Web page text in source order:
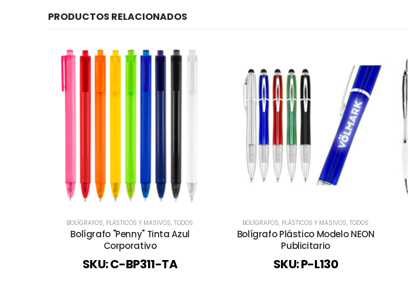
PRODUCTOS RELACIONADOS
BOLÍGRAFOS, PLÁSTICOS Y MASIVOS, TODOS
Bolígrafo "Penny" Tinta Azul
Corporativo
SKU: C-BP311-TA
BOLÍGRAFOS, PLÁSTICOS Y MASIVOS, TODOS
Bolígrafo Plástico Modelo NEON
Publicitario
SKU: P-L130